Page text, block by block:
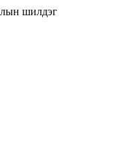
шилдэг